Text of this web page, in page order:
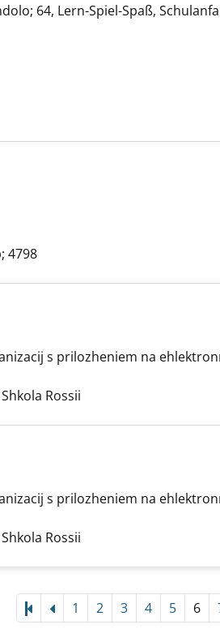
anzeigen
64, Lern-Spiel-Spaß,
4798
s prilozheniem na
Rossii
s prilozheniem na
Rossii
1 2 3 4 5 6